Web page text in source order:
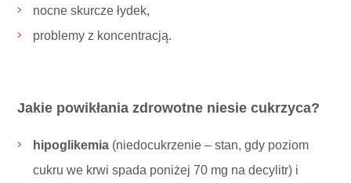
nocne skurcze łydek,
problemy z koncentracją.
Jakie powikłania zdrowotne niesie cukrzyca?
hipoglikemia (niedocukrzenie – stan, gdy poziom
cukru we krwi spada poniżej 70 mg na decylitr) i